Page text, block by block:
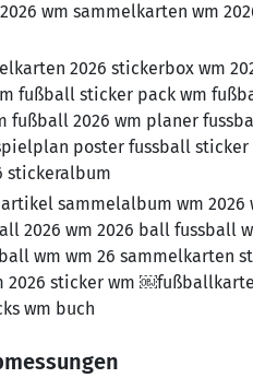
wm sammelkarten wm
2026 stickerbox wm
fußball sticker pack wm
fußball 2026 wm planer
poster fussball
stickeralbum
sammelalbum wm 2026
2026 wm 2026 ball fussball
wm wm 26 sammelkarten
2026 sticker wm
wm buch